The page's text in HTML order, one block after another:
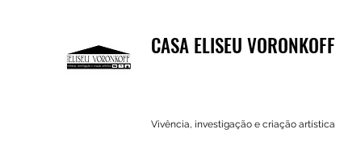
CASA ELISEU VORONKOFF
Vivência, investigação e criação artística